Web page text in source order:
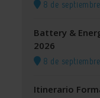
8 de
Battery &
2026
8 de
Itinerario